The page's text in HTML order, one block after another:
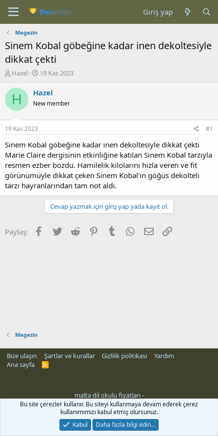
Giriş yap
Magazin
Sinem Kobal göbeğine kadar inen dekoltesiyle
dikkat çekti
K
n
b
u
u
b
a
l
a
t
a
n
Hazel
B
ş
a
ç
a
r
i
h
i
19 Kas 2023
H Hazel
New member
19 Kas 2023 #1
Sinem Kobal göbeğine kadar inen dekoltesiyle dikkat çekti
Marie Claire dergisinin etkinliğine katılan Sinem Kobal tarzıyla
resmen ezber bozdu. Hamilelik kilolarını hızla veren ve fit
görünümüyle dikkat çeken Sinem Kobal'ın göğüs dekolteli
tarzı hayranlarından tam not aldı.
Cevap yazmak için giriş yap yada kayıt ol.
Paylaş: Facebook
Twitter Reddit PinterestTumblr WhatsApp
E-posta
Magazin
Bize ulaşın Şartlar ve kurallar Gizlilik politikası
Yardım
Ana sayfa
R
malta dil okulu fiyatları-
Bu site çerezler kullanır. Bu siteyi kullanmaya devam ederek çerez
kullanımımızı kabul etmiş olursunuz.
Kabul
Daha fazla bilgi edin…